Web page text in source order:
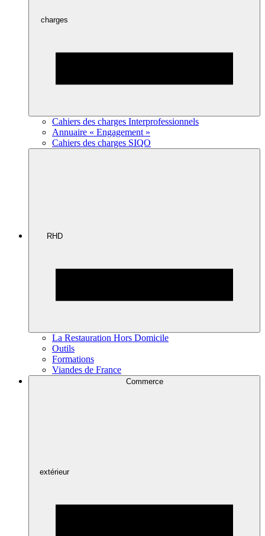
charges
Cahiers des charges Interprofessionnels
Annuaire « Engagement »
Cahiers des charges SIQO
RHD
La Restauration Hors Domicile
Outils
Formations
Viandes de France
Commerce
extérieur